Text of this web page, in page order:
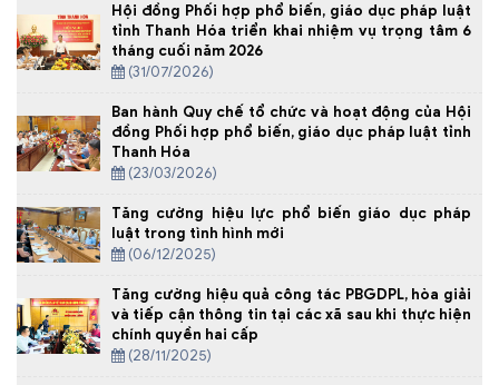
Hội đồng Phối hợp phổ biến, giáo dục pháp luật
tỉnh Thanh Hóa triển khai nhiệm vụ trọng tâm 6
tháng cuối năm 2026
(31/07/2026)
Ban hành Quy chế tổ chức và hoạt động của Hội
đồng Phối hợp phổ biến, giáo dục pháp luật tỉnh
Thanh Hóa
(23/03/2026)
Tăng cường hiệu lực phổ biến giáo dục pháp
luật trong tình hình mới
(06/12/2025)
Tăng cường hiệu quả công tác PBGDPL, hòa giải
và tiếp cận thông tin tại các xã sau khi thực hiện
chính quyền hai cấp
(28/11/2025)